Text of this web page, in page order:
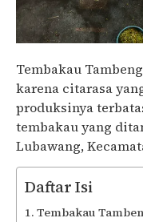
Tembakau
karena citarasa
produksinya
tembakau yang
Lubawang,
Daftar Isi
Tembakau